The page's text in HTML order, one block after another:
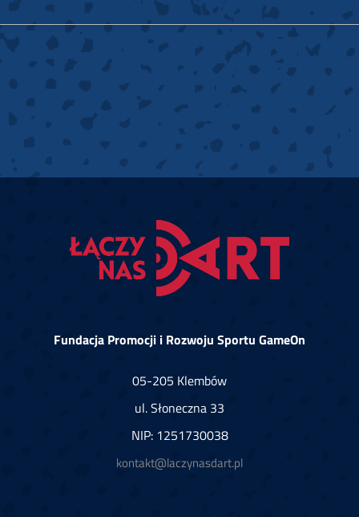
Fundacja Promocji i Rozwoju Sportu GameOn
05-205 Klembów
ul. Słoneczna 33
NIP: 1251730038
kontakt@laczynasdart.pl